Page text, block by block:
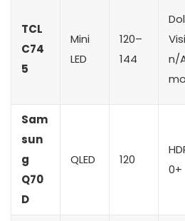
TCL
C74
5
Mini
LED
120–
144
n/
Sam
sun
g
Q70
D
QLED 120
0+